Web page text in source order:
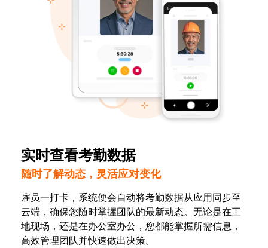
实时查看考勤数据
随时了解动态，灵活应对变化
雇员一打卡，系统便会自动将考勤数据从应用同步至
云端，确保您随时掌握团队的最新动态。无论是在工
地现场，还是在办公室办公，您都能掌握所需信息，
高效管理团队并快速做出决策。